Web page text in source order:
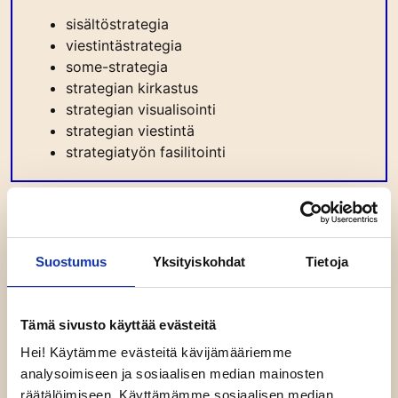
Suostumus Yksityiskohdat Tietoja
Tämä sivusto käyttää evästeitä
Hei! Käytämme evästeitä kävijämääriemme
analysoimiseen ja sosiaalisen median mainosten
räätälöimiseen. Käyttämämme sosiaalisen median
sisältöstrategia
viestintästrategia
some-strategia
strategian kirkastus
strategian visualisointi
strategian viestintä
strategiatyön fasilitointi
STRATEGIATYÖSTÄ
Kuinka kauan strategian rakentaminen
kestää?
Strategiatyö muodostuu noin viikon välein